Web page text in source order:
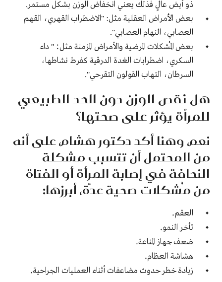
ذو أيض عالٍ فذلك يعني انخفاض الوزن بشكل مستمر.
بعض الأمراض العقلية مثل: "الاضطراب القهري، القهم
العصابي، النهام العصابي".
بعض المُشكلات المرضية والأمراض المزمنة مثل: " داء
السكري، اضطرابات الغدة الدرقية كفرط نشاطها،
السرطان، التهاب القولون التقرحي".
هل نقص الوزن دون الحد الطبيعي
للمرأة يؤثر على صحتها؟
نعم، وهنا أكد دكتور هشام، على أنه
من المحتمل أن تتسبب مشكلة
النحافة في إصابة المرأة أو الفتاة
من مُشكلات صحية عدّة، أبرزها:
العقم.
تأخر النمو.
ضعف جهاز المناعة.
هشاشة العظام.
زيادة خطر حدوث مضاعفات أثناء العمليات الجراحية.